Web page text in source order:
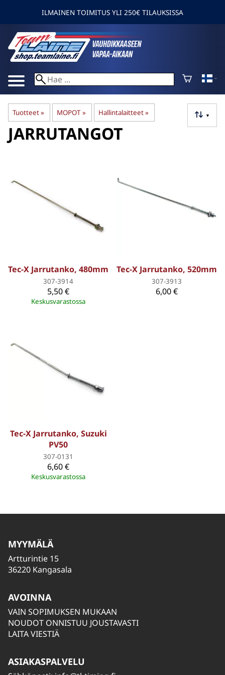
ILMAINEN TOIMITUS YLI 250€ TILAUKSISSA
Tuotteet‪» MOPOT ‪» Hallintalaitteet‪» ▼
JARRUTANGOT
Tec-X Jarrutanko, 480mm
307-3914
5,50 €
Keskusvarastossa
Tec-X Jarrutanko, 520mm
307-3913
6,00 €
Tec-X Jarrutanko, Suzuki
PV50
307-0131
6,60 €
Keskusvarastossa
MYYMÄLÄ
Artturintie 15
36220 Kangasala
AVOINNA
VAIN SOPIMUKSEN MUKAAN
NOUDOT ONNISTUU JOUSTAVASTI
LAITA VIESTIÄ
ASIAKASPALVELU